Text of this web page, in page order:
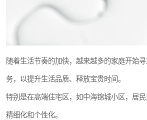
随着生活节奏的加快，越来越多的家庭开始
务，以提升生活品质、释放宝贵时间。
特别是在高端住宅区，如中海锦城小区，居
精细化和个性化。